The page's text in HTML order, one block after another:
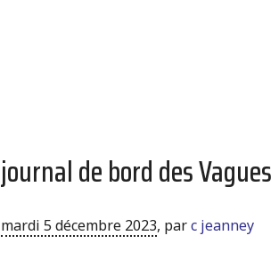
journal de bord des
mardi 5 décembre 2023, parc jeanney